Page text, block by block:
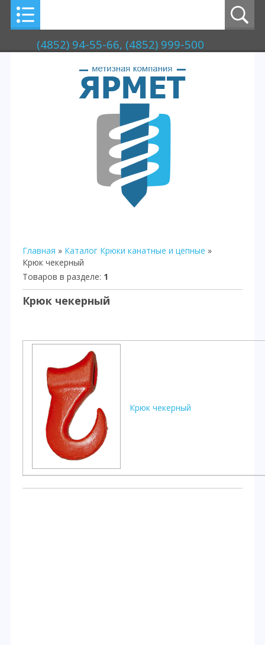
(4852) 94-55-66, (4852) 999-500
Главная » Каталог Крюки канатные и цепные »
Крюк чекерный
Товаров в разделе: 1
Крюк чекерный
Крюк чекерный